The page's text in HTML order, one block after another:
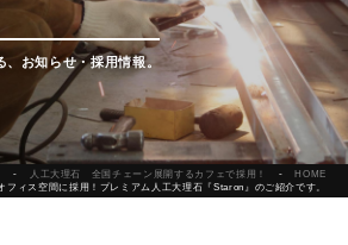
、お知らせ・採用情報。
HOME
人工大理石 全国チェーン展開するカフェで採用！
フィス空間に採用！プレミアム人工大理石『Staron』のご紹介です。